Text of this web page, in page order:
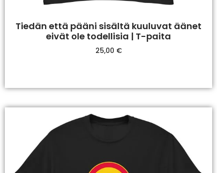
Tiedän että pääni sisältä kuuluvat äänet
eivät ole todellisia | T-paita
25,00 €